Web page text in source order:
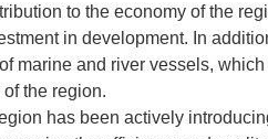
to the economy of the
in development. In
marine and river vessels,
the region.
has been actively